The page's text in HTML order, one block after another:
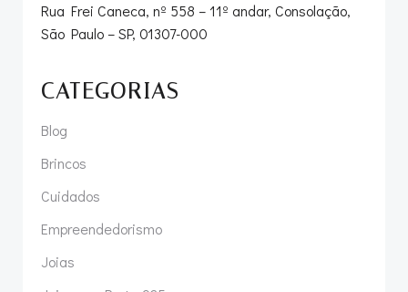
Rua Frei Caneca, nº 558 – 11º andar, Consolação,
São Paulo – SP, 01307-000
CATEGORIAS
Blog
Brincos
Cuidados
Empreendedorismo
Joias